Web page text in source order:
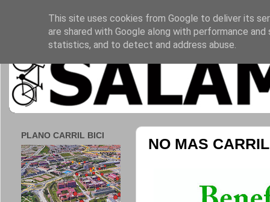
NO MAS
PLANO CARRIL BICI
This site uses cookies from Google to deliver its
are shared with Google along with performance
statistics, and to detect and address abuse.